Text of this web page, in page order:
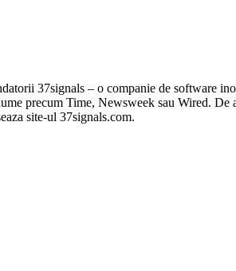
37signals – o companie de software
precum Time, Newsweek sau Wired.
site-ul 37signals.com.